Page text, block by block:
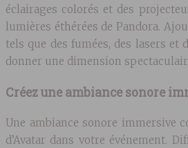
éclairages colorés et des
lumières éthérées de Pandora.
tels que des fumées, des lasers et
donner une dimension
Créez une ambiance sonore
Une ambiance sonore immersive
d’Avatar dans votre événement.